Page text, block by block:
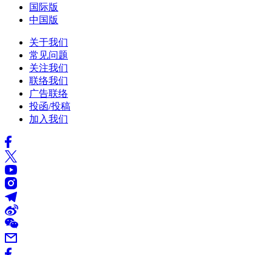
国际版
中国版
关于我们
常见问题
关注我们
联络我们
广告联络
投函/投稿
加入我们